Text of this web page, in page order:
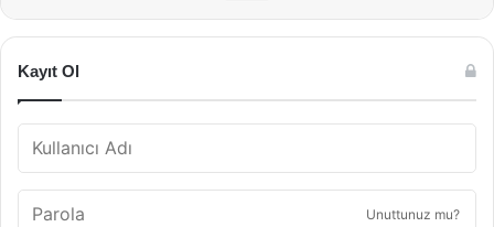
Kayıt Ol
Unuttunuz mu?